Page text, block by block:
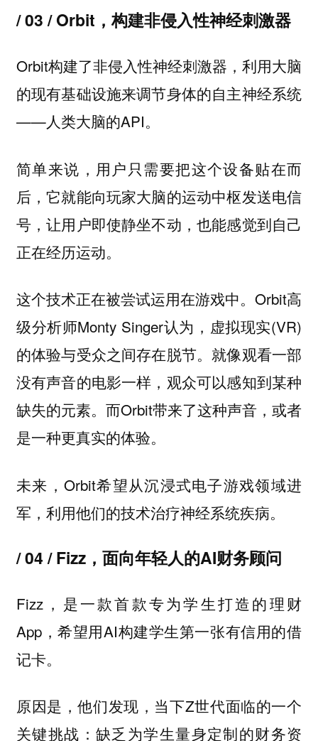
/ 03 / Orbit，构建非侵入性神经刺激器
Orbit构建了非侵入性神经刺激器，利用大脑
的现有基础设施来调节身体的自主神经系统
——人类大脑的API。
简单来说，用户只需要把这个设备贴在而
后，它就能向玩家大脑的运动中枢发送电信
号，让用户即使静坐不动，也能感觉到自己
正在经历运动。
这个技术正在被尝试运用在游戏中。Orbit高
级分析师Monty Singer认为，虚拟现实(VR)
的体验与受众之间存在脱节。就像观看一部
没有声音的电影一样，观众可以感知到某种
缺失的元素。而Orbit带来了这种声音，或者
是一种更真实的体验。
未来，Orbit希望从沉浸式电子游戏领域进
军，利用他们的技术治疗神经系统疾病。
/ 04 / Fizz，面向年轻人的AI财务顾问
Fizz，是一款首款专为学生打造的理财
App，希望用AI构建学生第一张有信用的借
记卡。
原因是，他们发现，当下Z世代面临的一个
关键挑战：缺乏为学生量身定制的财务资